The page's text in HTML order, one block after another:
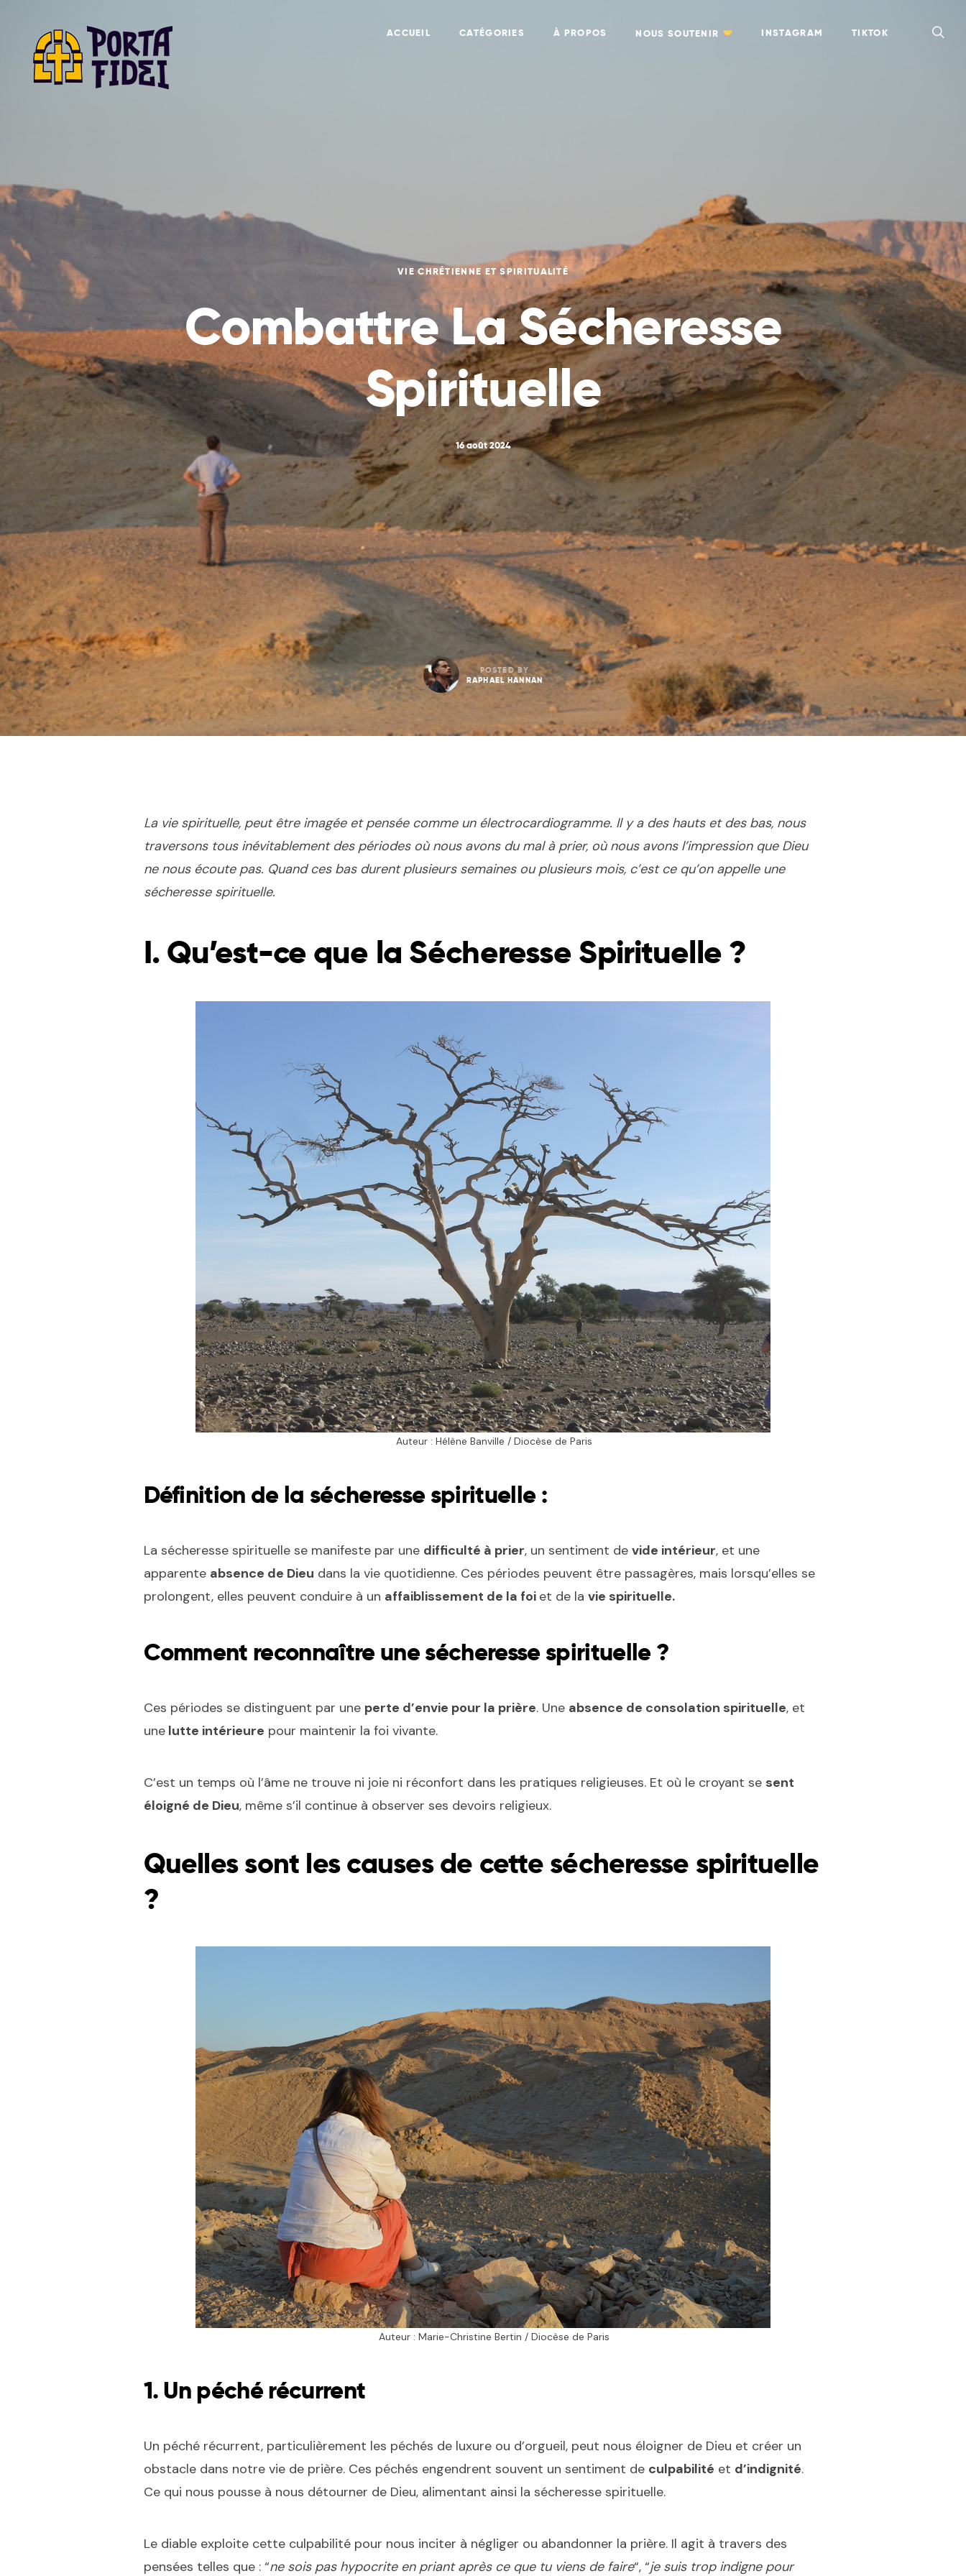
ACCUEIL CATÉGORIES À PROPOS NOUS SOUTENIR INSTAGRAM TIKTOK
VIE CHRÉTIENNE ET SPIRITUALITÉ
Combattre La Sécheresse
Spirituelle
16 août 2024
POSTED BY
RAPHAEL HANNAN
La vie spirituelle, peut être imagée et pensée comme un électrocardiogramme. Il y a des hauts et des bas, nous
traversons tous inévitablement des périodes où nous avons du mal à prier, où nous avons l’impression que Dieu
ne nous écoute pas. Quand ces bas durent plusieurs semaines ou plusieurs mois, c’est ce qu’on appelle une
sécheresse spirituelle.
I. Qu’est-ce que la Sécheresse Spirituelle ?
Auteur : Hélène Banville / Diocèse de Paris
Définition de la sécheresse spirituelle :
La sécheresse spirituelle se manifeste par une difficulté à prier, un sentiment de vide intérieur, et une
apparente absence de Dieu dans la vie quotidienne. Ces périodes peuvent être passagères, mais lorsqu’elles se
prolongent, elles peuvent conduire à un affaiblissement de la foi et de la vie spirituelle.
Comment reconnaître une sécheresse spirituelle ?
Ces périodes se distinguent par une perte d’envie pour la prière. Une absence de consolation spirituelle, et
unelutte intérieure pour maintenir la foi vivante.
C’est un temps où l’âme ne trouve ni joie ni réconfort dans les pratiques religieuses. Et où le croyant se sent
éloigné de Dieu, même s’il continue à observer ses devoirs religieux.
Quelles sont les causes de cette sécheresse spirituelle
?
Auteur : Marie-Christine Bertin / Diocèse de Paris
1. Un péché récurrent
Un péché récurrent, particulièrement les péchés de luxure ou d’orgueil, peut nous éloigner de Dieu et créer un
obstacle dans notre vie de prière. Ces péchés engendrent souvent un sentiment de culpabilité et d’indignité.
Ce qui nous pousse à nous détourner de Dieu, alimentant ainsi la sécheresse spirituelle.
Le diable exploite cette culpabilité pour nous inciter à négliger ou abandonner la prière. Il agit à travers des
pensées telles que : “ne sois pas hypocrite en priant après ce que tu viens de faire“, “je suis trop indigne pour